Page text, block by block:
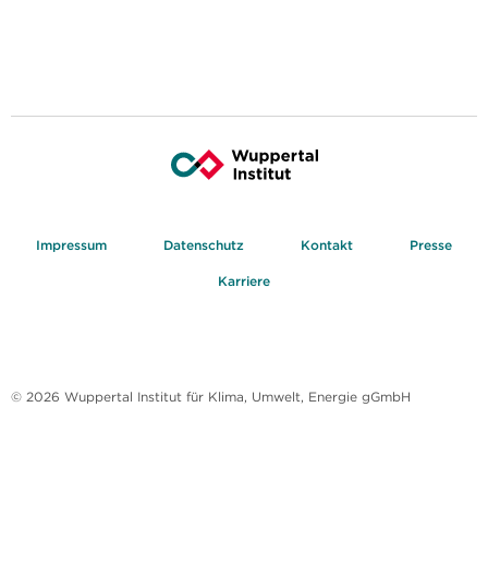
Impressum Datenschutz Kontakt Presse
Karriere
© 2026 Wuppertal Institut für Klima, Umwelt, Energie gGmbH